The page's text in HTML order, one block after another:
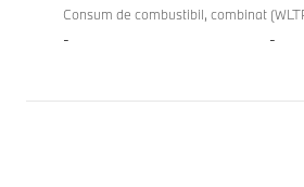
Consum de combustibil, combinat
- -